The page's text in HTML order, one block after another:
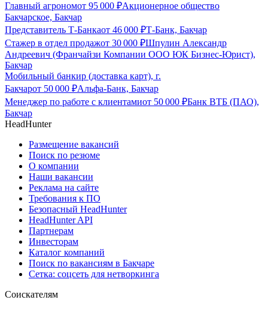
Главный агрономот 95 000 ₽Акционерное общество
Бакчарское, Бакчар
Представитель Т-Банкаот 46 000 ₽Т-Банк, Бакчар
Стажер в отдел продажот 30 000 ₽Шпулин Александр
Андреевич (Франчайзи Компании ООО ЮК Бизнес-Юрист),
Бакчар
Мобильный банкир (доставка карт), г.
Бакчарот 50 000 ₽Альфа-Банк, Бакчар
Менеджер по работе с клиентамиот 50 000 ₽Банк ВТБ (ПАО),
Бакчар
HeadHunter
Размещение вакансий
Поиск по резюме
О компании
Наши вакансии
Реклама на сайте
Требования к ПО
Безопасный HeadHunter
HeadHunter API
Партнерам
Инвесторам
Каталог компаний
Поиск по вакансиям в Бакчаре
Сетка: соцсеть для нетворкинга
Соискателям